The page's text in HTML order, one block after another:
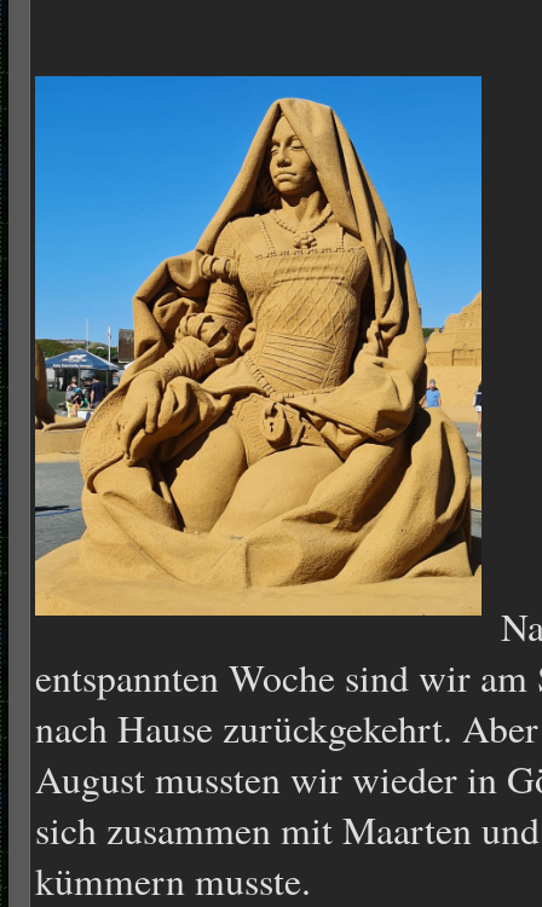
entspannten Woche sind wir
nach Hause zurückgekehrt.
August mussten wir wieder in
sich zusammen mit Maarten
kümmern musste.